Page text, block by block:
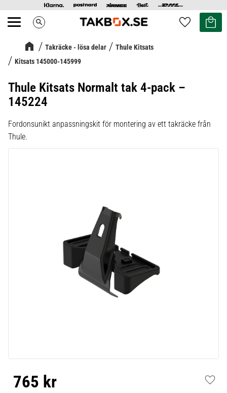
Meny search Favoriter
Kundvagn
Takräcke - lösa delar
Thule Kitsats
Kitsats 145000-145999
Thule Kitsats Normalt tak 4-pack –
145224
Fordonsunikt anpassningskit för montering av ett takräcke från
Thule.
765 kr